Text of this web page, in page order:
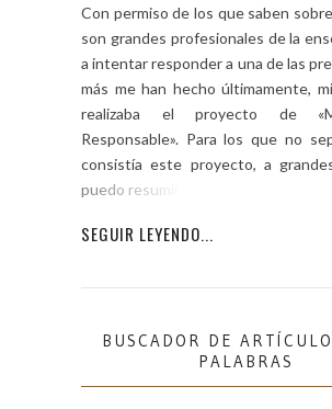
Con permiso de los que saben
son grandes profesionales de la
a intentar responder a una de las
más me han hecho últimamente,
realizaba el proyecto de
Responsable». Para los que no
consistía este proyecto, a
puedo resumir que […]
SEGUIR LEYENDO...
BUSCADOR DE
PALABRAS